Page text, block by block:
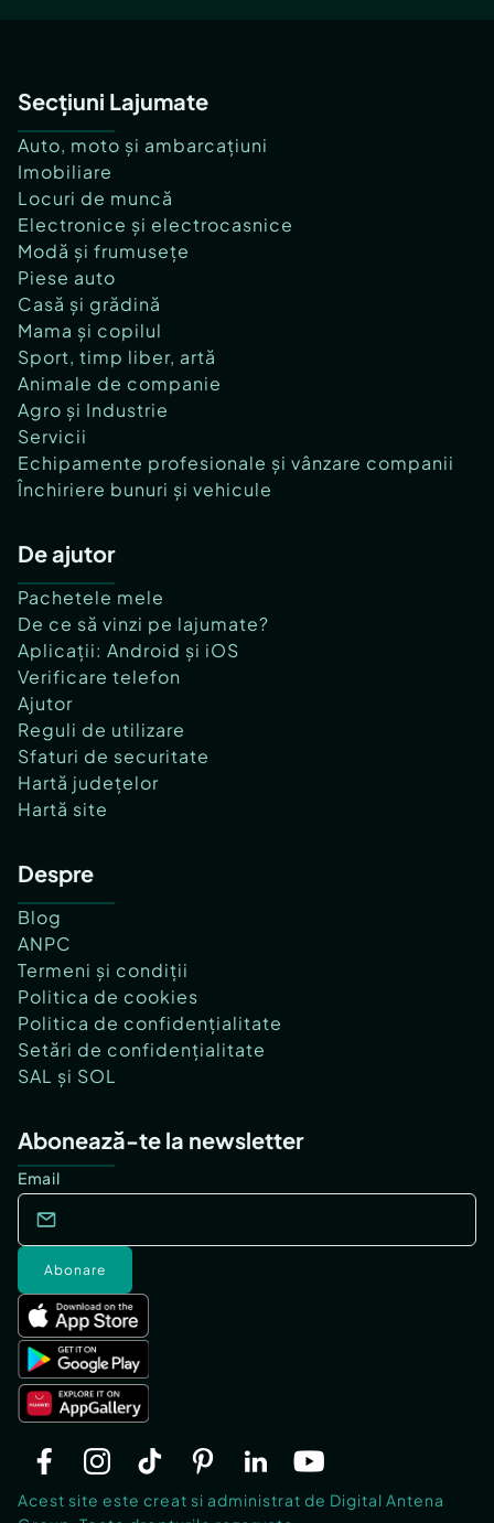
Secțiuni Lajumate
Auto, moto și ambarcațiuni
Imobiliare
Locuri de muncă
Electronice și electrocasnice
Modă și frumusețe
Piese auto
Casă și grădină
Mama și copilul
Sport, timp liber, artă
Animale de companie
Agro și Industrie
Servicii
Echipamente profesionale și vânzare companii
Închiriere bunuri și vehicule
De ajutor
Pachetele mele
De ce să vinzi pe lajumate?
Aplicații: Android și iOS
Verificare telefon
Ajutor
Reguli de utilizare
Sfaturi de securitate
Hartă județelor
Hartă site
Despre
Blog
ANPC
Termeni și condiții
Politica de cookies
Politica de confidențialitate
Setări de confidențialitate
SAL și SOL
Abonează-te la newsletter
Email
Abonare
Acest site este creat si administrat de Digital Antena